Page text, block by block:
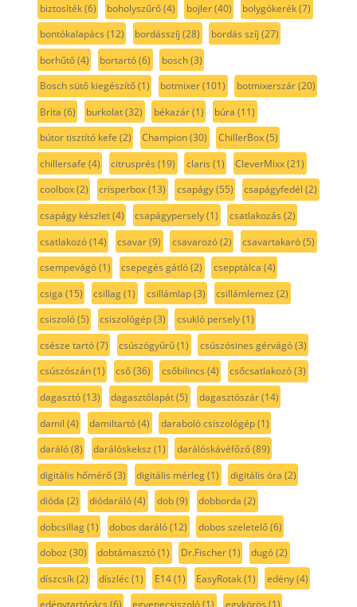
biztosíték(6) boholyszűrő(4) bojler(40) bolygókerék(7)
bontókalapács (12) bordásszíj (28) bordás szíj (27)
borhűtő(4) bortartó(6) bosch(3)
Bosch sütő kiegészítő(1) botmixer(101) botmixerszár(20)
Brita (6) burkolat(32) békazár(1) búra (11)
bútor tisztító kefe (2) Champion(30) ChillerBox(5)
chillersafe (4) citrusprés (19) claris (1) CleverMixx(21)
coolbox(2) crisperbox(13) csapágy(55) csapágyfedél (2)
csapágy készlet(4) csapágypersely(1) csatlakozás (2)
csatlakozó(14) csavar(9) csavarozó(2) csavartakaró(5)
csempevágó(1) csepegés gátló(2) csepptálca (4)
csiga (15) csillag(1) csillámlap(3) csillámlemez (2)
csiszoló(5) csiszológép(3) csukló persely(1)
csésze tartó(7) csúszógyűrű(1) csúszósines gérvágó(3)
csúszószán(1) cső(36) csőbilincs (4) csőcsatlakozó(3)
dagasztó(13) dagasztólapát(5) dagasztószár(14)
damil (4) damiltartó(4) daraboló csiszológép(1)
daráló(8) darálóskeksz (1) darálóskávéfőző(89)
digitális hőmérő(3) digitális mérleg(1) digitális óra (2)
dióda (2) diódaráló(4) dob(9) dobborda (2)
dobcsillag(1) dobos daráló(12) dobos szeletelő(6)
doboz (30) dobtámasztó(1) Dr.Fischer(1) dugó(2)
díszcsík(2) díszléc(1) E14(1) EasyRotak(1) edény(4)